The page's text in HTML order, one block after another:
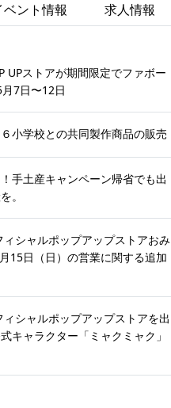
ベント情報 求人情報
UPストアが期間限定でファボー
7日〜12日
小学校との共同製作商品の販売
手土産キャンペーン帰省でも出
。
シャルポップアップストアおみ
15日（日）の営業に関する追加
シャルポップアップストアを出
キャラクター「ミャクミャク」